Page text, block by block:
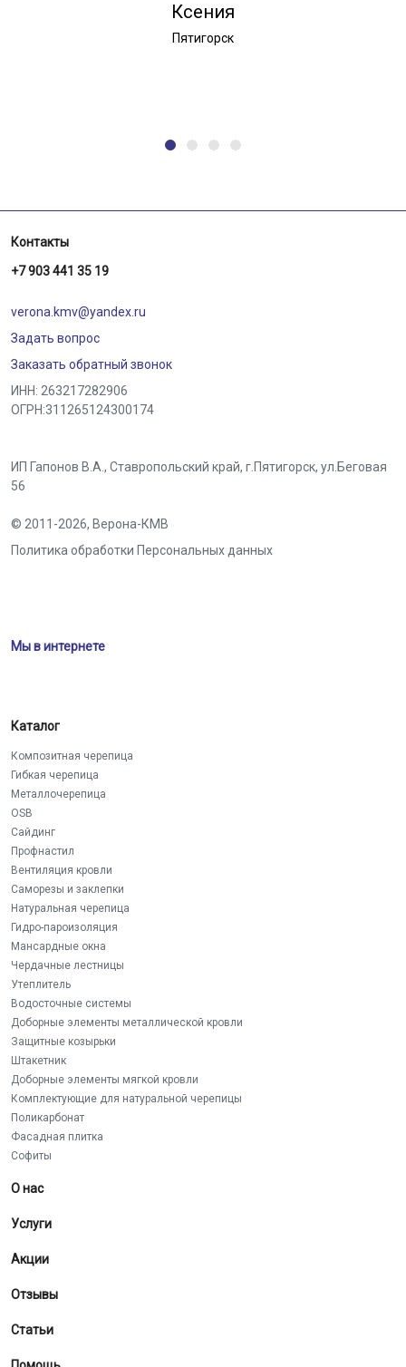
Ксения
Пятигорск
Контакты
+7 903 441 35 19
verona.kmv@yandex.ru
Задать вопрос
Заказать обратный звонок
ИНН: 263217282906
ОГРН:311265124300174
ИП Гапонов В.А., Ставропольский край, г.Пятигорск, ул.Беговая
56
© 2011-2026, Верона-КМВ
Политика обработки Персональных данных
Мы в интернете
Каталог
Композитная черепица
Гибкая черепица
Металлочерепица
OSB
Сайдинг
Профнастил
Вентиляция кровли
Саморезы и заклепки
Натуральная черепица
Гидро-пароизоляция
Мансардные окна
Чердачные лестницы
Утеплитель
Водосточные системы
Доборные элементы металлической кровли
Защитные козырьки
Штакетник
Доборные элементы мягкой кровли
Комплектующие для натуральной черепицы
Поликарбонат
Фасадная плитка
Софиты
О нас
Услуги
Акции
Отзывы
Статьи